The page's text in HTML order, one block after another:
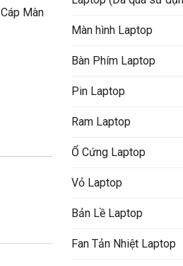
Cáp Màn
Màn hình Laptop
Bàn Phím Laptop
Pin Laptop
Ram Laptop
Ổ Cứng Laptop
Vỏ Laptop
Bản Lề Laptop
Fan Tản Nhiệt Laptop